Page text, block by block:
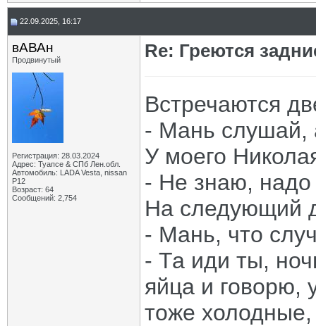
22.09.2025, 16:17
вАВАн
Продвинутый
Регистрация: 28.03.2024
Адрес: Туапсе & СПб Лен.обл.
Автомобиль: LADA Vesta, nissan
P12
Возраст: 64
Сообщений: 2,754
Re: Греются
Встречаются
- Мань слушай,
У моего
- Не знаю, надо
На следующий
- Мань, что
- Та иди ты,
яйца и говорю,
тоже